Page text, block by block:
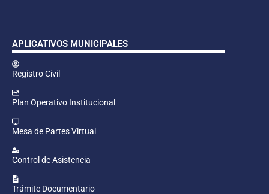
APLICATIVOS MUNICIPALES
Registro Civil
Plan Operativo Institucional
Mesa de Partes Virtual
Control de Asistencia
Trámite Documentario